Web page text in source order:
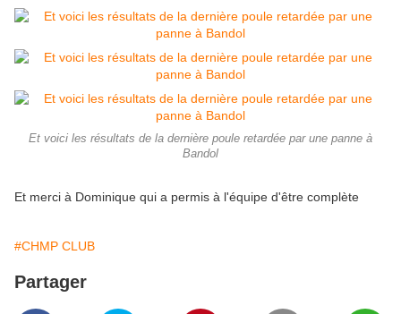
Et voici les résultats de la dernière poule retardée par une panne à
Bandol
Et merci à Dominique qui a permis à l'équipe d'être complète
#CHMP CLUB
Partager